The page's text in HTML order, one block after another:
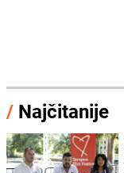
/ Najčitanije